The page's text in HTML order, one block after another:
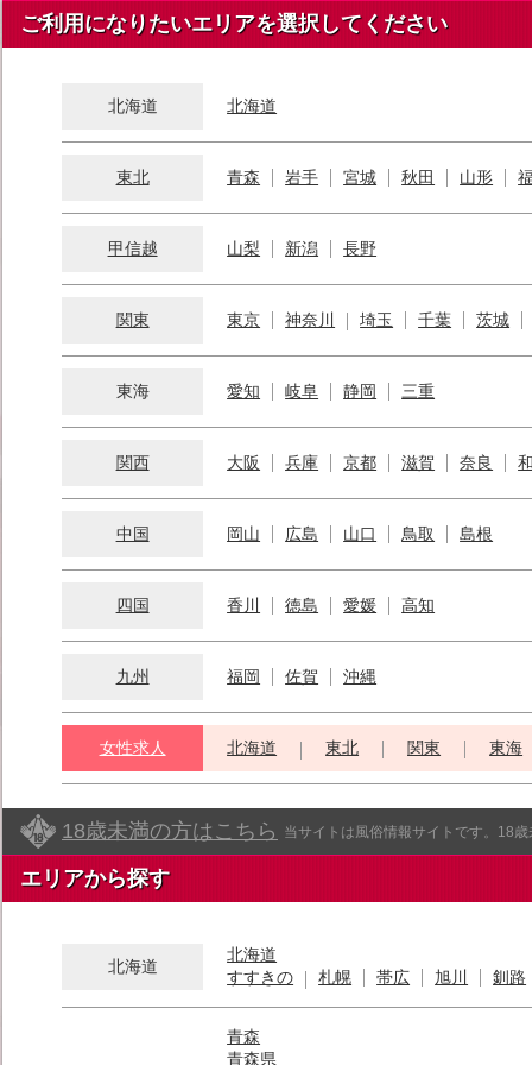
ご利用になりたいエリアを選択してください
北海道 北海道
東北 青森 岩手 宮城 秋田 山形
甲信越 山梨 新潟 長野
関東 東京 神奈川 埼玉 千葉 茨城
東海 愛知 岐阜 静岡 三重
関西 大阪 兵庫 京都 滋賀 奈良
中国 岡山 広島 山口 鳥取 島根
四国 香川 徳島 愛媛 高知
九州 福岡 佐賀 沖縄
女性求人 北海道 東北 関東 東海
18歳未満の方はこちら 当サイトは風俗情報サイトです。18
エリアから探す
北海道
北海道
すすきの
札幌 帯広 旭川 釧路
青森
青森県